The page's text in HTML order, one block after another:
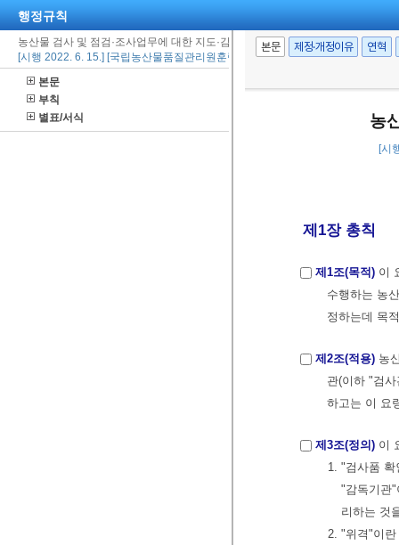
행정규칙
농산물 검사 및 점검·조사업무에 대한 지도·감독 요령
[시행 2022. 6. 15.] [국립농산물품질관리원훈령 제223호, 2022. 6. 15., 일부개정]
본문
부칙
별표/서식
본문 제정·개정이유 연혁
농
[시
제1장 총칙
제1조(목적) 이
수행하는 농
정하는데 목
제2조(적용) 농
관(이하 "검
하고는 이 요
제3조(정의) 이
1. "검사품
"감독기관
리하는 것
2. "위격"이